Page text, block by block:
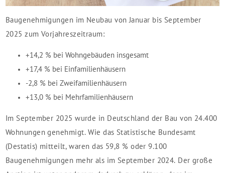
Baugenehmigungen im Neubau von Januar bis September
2025 zum Vorjahreszeitraum:
+14,2 % bei Wohngebäuden insgesamt
+17,4 % bei Einfamilienhäusern
-2,8 % bei Zweifamilienhäusern
+13,0 % bei Mehrfamilienhäusern
Im September 2025 wurde in Deutschland der Bau von 24.400
Wohnungen genehmigt. Wie das Statistische Bundesamt
(Destatis) mitteilt, waren das 59,8 % oder 9.100
Baugenehmigungen mehr als im September 2024. Der große